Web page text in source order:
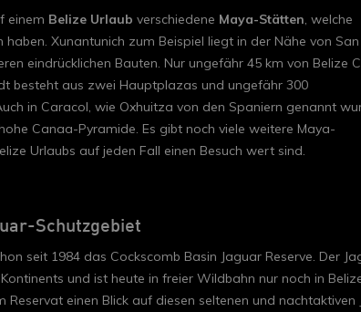
einem Belize Urlaub verschiedene Maya-Stätten, welche
Xunantunich zum Beispiel liegt in der Nähe von
eindrücklichen Bauten. Nur ungefähr 45 km von Belize
besteht aus zwei Hauptplazas und ungefähr 300
in Caracol, wie Oxhuitza von den Spaniern genannt
Canaa-Pyramide. Es gibt noch viele weitere Maya-
Urlaubs auf jeden Fall einen Besuch wert sind.
Schutzgebiet
seit 1984 das Cockscomb Basin Jaguar Reserve. Der
und ist heute in freier Wildbahn nur noch in
Reservat einen Blick auf diesen seltenen und nachtaktiven